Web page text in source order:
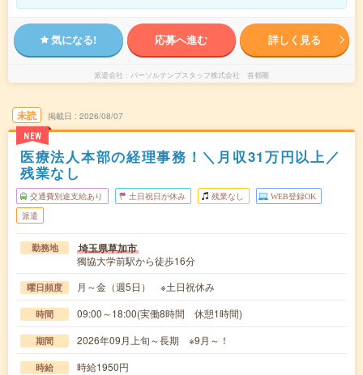
気になる! 応募へ進む 詳しく見る
派遣会社 パーソルテンプスタッフ株式会社 首都圏
未読
NEW
掲載日 2026/08/07
医療法人本部の経理事務！＼月収31万円以上／
残業なし
交通費別途支給あり 土日祝日が休み 残業なし WEB登録OK
派遣
勤務地 埼玉県草加市
獨協大学前駅から徒歩16分
曜日頻度 月～金（週5日） ※土日祝休み
時間 09:00～18:00(実働8時間 休憩1時間)
期間 2026年09月上旬～長期 ※9月～！
時給 時給1950円